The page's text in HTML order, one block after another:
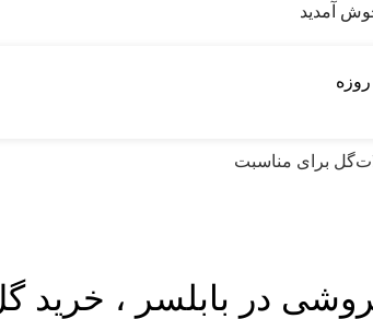
آمدید
گل برای مناسبت
در بابلسر ، خرید